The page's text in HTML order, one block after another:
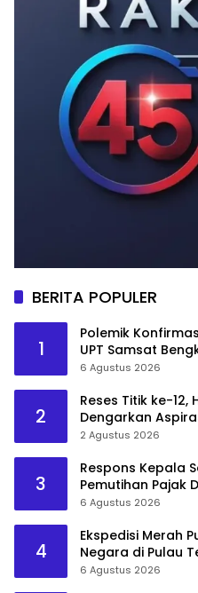
BERITA POPULER
1
Polemik
UPT Samsat
6 Agustus 2026
2
Reses Titik ke-12,
Dengarkan
2 Agustus 2026
3
Respons Kepala
Pemutihan Pajak
6 Agustus 2026
4
Ekspedisi Merah
Negara di Pulau
6 Agustus 2026